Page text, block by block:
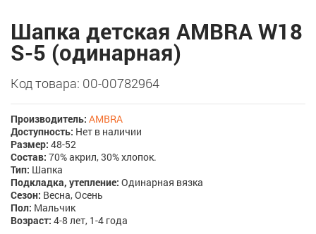
Шапка детская AMBRA W18
S-5 (одинарная)
Код товара: 00-00782964
Производитель: AMBRA
Доступность: Нет в наличии
Размер: 48-52
Состав: 70% акрил, 30% хлопок.
Тип: Шапка
Подкладка, утепление: Одинарная вязка
Сезон: Весна, Осень
Пол: Мальчик
Возраст: 4-8 лет, 1-4 года